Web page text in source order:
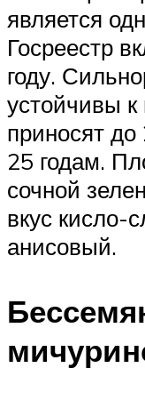
является
Госреестр
году.
устойчивы
приносят до
25 годам.
сочной
вкус кисло-
анисовый.